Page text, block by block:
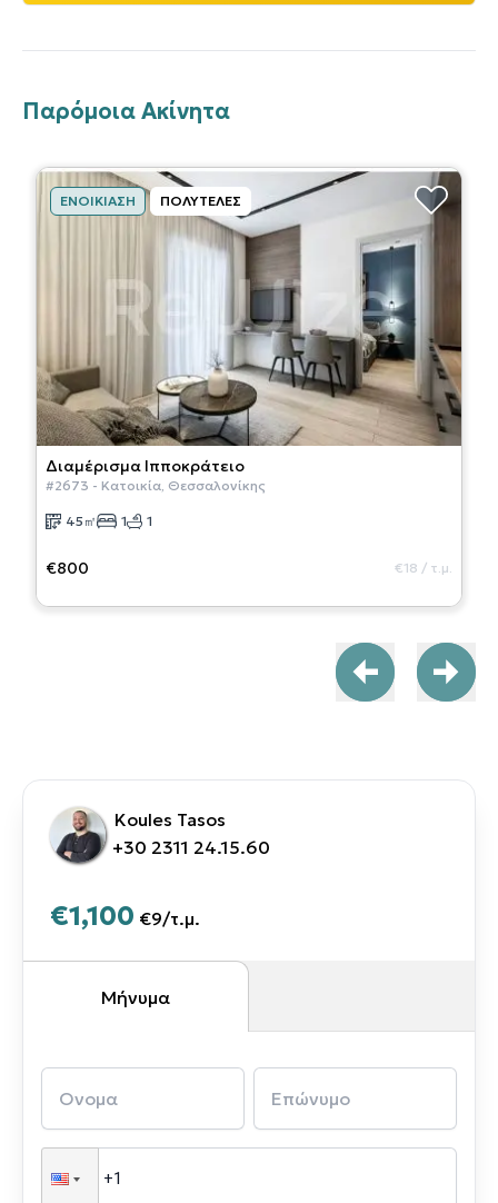
Παρόμοια Ακίνητα
ΕΝΟΙΚΊΑΣΗ ΠΟΛΥΤΕΛΈΣ
Διαμέρισμα Ιπποκράτειο
#2673 - Κατοικία, Θεσσαλονίκης
45 ㎡ 1 1
€800 €18 / τ.μ.
Koules Tasos
+30 2311 24.15.60
€1,100 €9/τ.μ.
Μήνυμα